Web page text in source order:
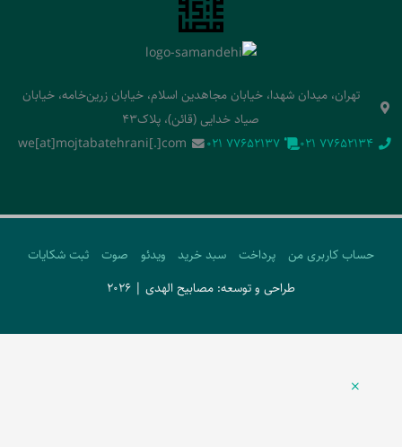
تهران، میدان شهدا، خیابان مجاهدین اسلام، خیابان زرین‌خامه، خیابان
صیاد خدایی (قائن)، پلاک43
‭021 77652134‬
‭021 77652137‬
we[at]mojtabatehrani[.]com
حساب کاربری من پرداخت سبد خرید ویدئو صوت
ثبت شکایات
طراحی و توسعه: مصابیح الهدی | 2026